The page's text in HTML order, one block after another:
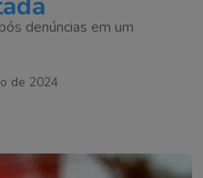
denúncias em um
de 2024